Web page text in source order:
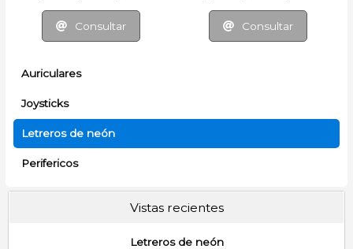
Auriculares
Joysticks
Letreros de neón
Perifericos
Consultar Consultar
Vistas recientes
Letreros de neón